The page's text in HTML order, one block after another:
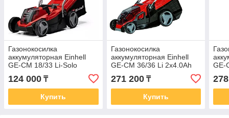
Газонокосилка
аккумуляторная Einhell
GE-CM 18/33 Li-Solo
124 000 ₸
Купить
Газонокосилка
аккумуляторная Einhell
GE-CM 36/36 Li 2x4.0Ah
271 200₸
Купить
GE-